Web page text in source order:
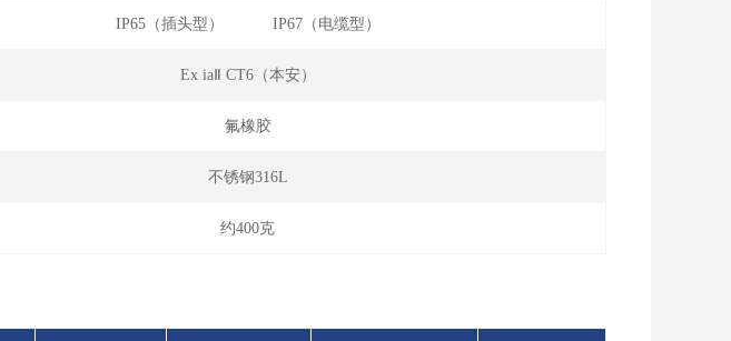
IP65（插头型） IP67（电缆型）
Ex iaⅡ CT6（本安）
氟橡胶
不锈钢316L
约400克